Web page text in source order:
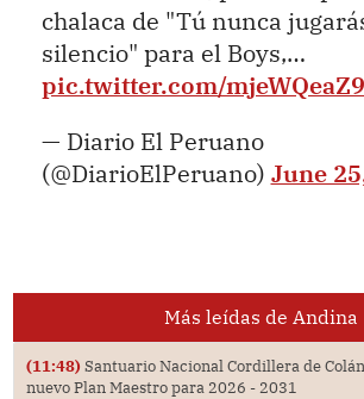
chalaca de "Tú nunca
silencio" para el Boys,…
pic.twitter.com/
— Diario El Peruano
(@DiarioElPeruano) June
Más leídas de Andina
(11:48) Santuario Nacional Cordillera de
nuevo Plan Maestro para 2026 - 2031